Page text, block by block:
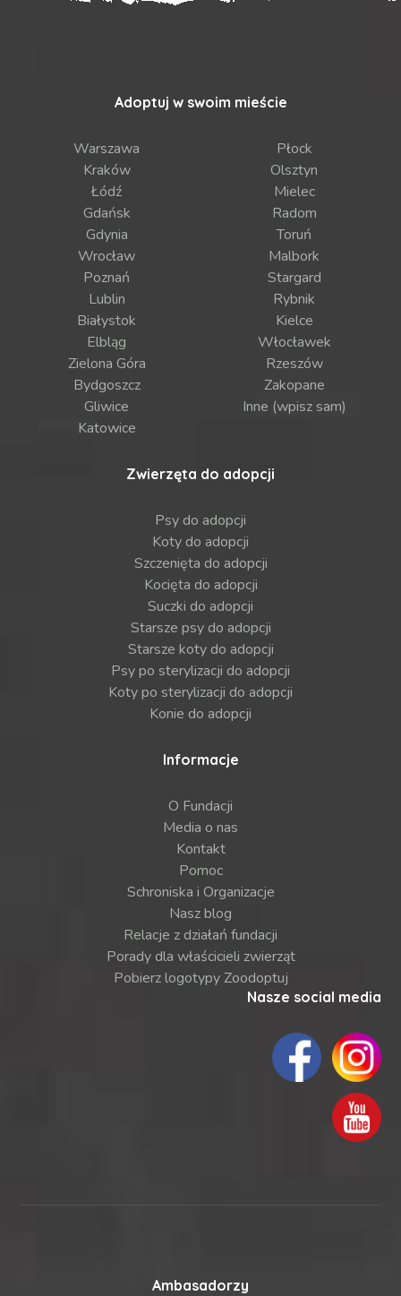
Adoptuj w swoim mieście
Warszawa
Kraków
Łódź
Gdańsk
Gdynia
Wrocław
Poznań
Lublin
Białystok
Elbląg
Zielona Góra
Bydgoszcz
Gliwice
Katowice
Płock
Olsztyn
Mielec
Radom
Toruń
Malbork
Stargard
Rybnik
Kielce
Włocławek
Rzeszów
Zakopane
Inne (wpisz sam)
Zwierzęta do adopcji
Psy do adopcji
Koty do adopcji
Szczenięta do adopcji
Kocięta do adopcji
Suczki do adopcji
Starsze psy do adopcji
Starsze koty do adopcji
Psy po sterylizacji do adopcji
Koty po sterylizacji do adopcji
Konie do adopcji
Informacje
O Fundacji
Media o nas
Kontakt
Pomoc
Schroniska i Organizacje
Nasz blog
Relacje z działań fundacji
Porady dla właścicieli zwierząt
Pobierz logotypy Zoodoptuj
Nasze social media
Ambasadorzy